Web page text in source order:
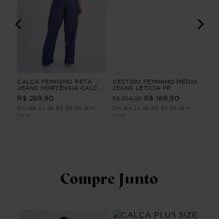
CALÇA FEMININO RETA
JEANS HORTÊNSIA CALÇA
FEMININO RETA JEANS M
R$ 269,90
Em até 3x de R$ 89,96 sem
juros
VESTIDO FEMININO MÉDIO
JEANS LETÍCIA PP
R$ 304,90 R$ 169,90
Em até 2x de R$ 84,95 sem
juros
Compre Junto